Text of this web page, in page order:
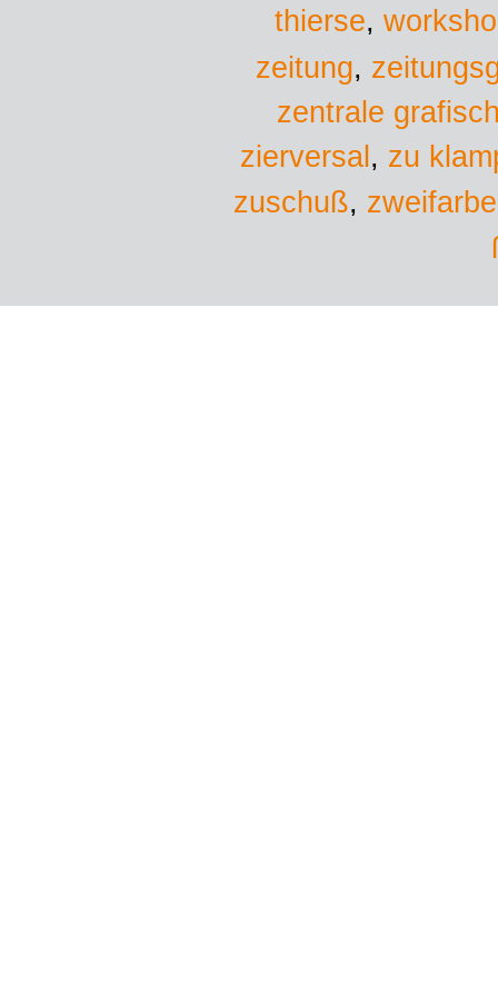
thierse,
zeitung,
zentrale
zierversal , zu
zuschuß,